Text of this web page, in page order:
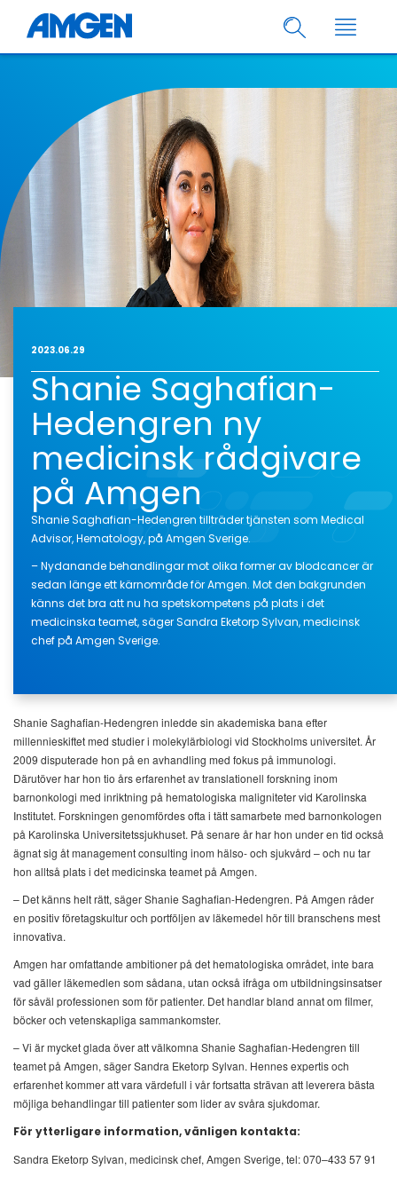
2023.06.29
Shanie Saghafian-
Hedengren ny
medicinsk rådgivare
på Amgen
Shanie Saghafian-Hedengren tillträder tjänsten som Medical
Advisor, Hematology, på Amgen Sverige.
– Nydanande behandlingar mot olika former av blodcancer är
sedan länge ett kärnområde för Amgen. Mot den bakgrunden
känns det bra att nu ha spetskompetens på plats i det
medicinska teamet, säger Sandra Eketorp Sylvan, medicinsk
chef på Amgen Sverige.
Shanie Saghafian-Hedengren inledde sin akademiska bana efter
millennieskiftet med studier i molekylärbiologi vid Stockholms universitet. År
2009 disputerade hon på en avhandling med fokus på immunologi.
Därutöver har hon tio års erfarenhet av translationell forskning inom
barnonkologi med inriktning på hematologiska maligniteter vid Karolinska
Institutet. Forskningen genomfördes ofta i tätt samarbete med barnonkologen
på Karolinska Universitetssjukhuset. På senare år har hon under en tid också
ägnat sig åt management consulting inom hälso- och sjukvård – och nu tar
hon alltså plats i det medicinska teamet på Amgen.
– Det känns helt rätt, säger Shanie Saghafian-Hedengren. På Amgen råder
en positiv företagskultur och portföljen av läkemedel hör till branschens mest
innovativa.
Amgen har omfattande ambitioner på det hematologiska området, inte bara
vad gäller läkemedlen som sådana, utan också ifråga om utbildningsinsatser
för såväl professionen som för patienter. Det handlar bland annat om filmer,
böcker och vetenskapliga sammankomster.
– Vi är mycket glada över att välkomna Shanie Saghafian-Hedengren till
teamet på Amgen, säger Sandra Eketorp Sylvan. Hennes expertis och
erfarenhet kommer att vara värdefull i vår fortsatta strävan att leverera bästa
möjliga behandlingar till patienter som lider av svåra sjukdomar.
För ytterligare information, vänligen kontakta:
Sandra Eketorp Sylvan, medicinsk chef, Amgen Sverige, tel: 070–433 57 91